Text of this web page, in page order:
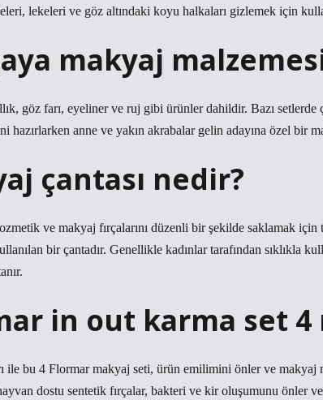
lekeleri ve göz altındaki koyu halkaları gizlemek için
makyaj
göz farı, eyeliner ve ruj gibi ürünler dahildir. Bazı
hazırlarken anne ve yakın akrabalar gelin adayına özel bir
çantası nedir?
ve makyaj fırçalarını düzenli bir şekilde saklamak için
bir çantadır. Genellikle kadınlar tarafından sıklıkla
in out karma set 4
ile bu 4 Flormar makyaj seti, ürün emilimini önler ve makyaj
dostu sentetik fırçalar, bakteri ve kir oluşumunu önler